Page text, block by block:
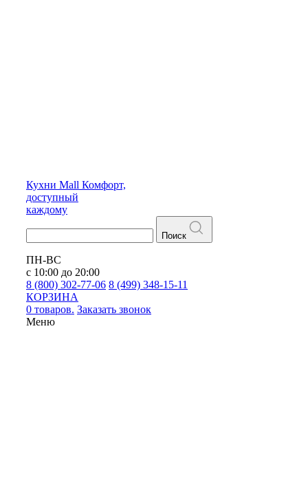
Кухни Mall Комфорт,
доступный
каждому
Поиск
ПН-ВС
с 10:00 до 20:00
8 (800) 302-77-06 8 (499) 348-15-11
КОРЗИНА
0 товаров. Заказать звонок
Меню